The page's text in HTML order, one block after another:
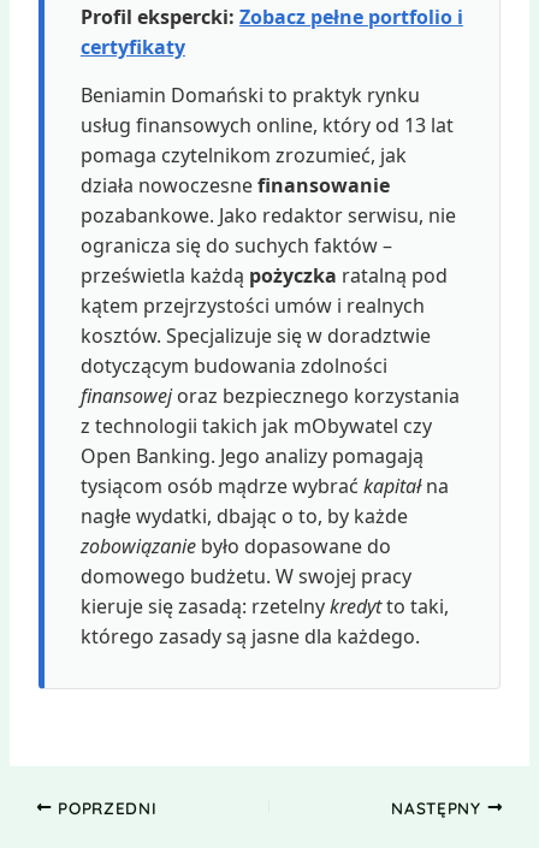
Profil ekspercki: Zobacz pełne portfolio i
certyfikaty
Beniamin Domański to praktyk rynku
usług finansowych online, który od 13 lat
pomaga czytelnikom zrozumieć, jak
działa nowoczesnefinansowanie
pozabankowe. Jako redaktor serwisu, nie
ogranicza się do suchych faktów –
prześwietla każdą pożyczka ratalną pod
kątem przejrzystości umów i realnych
kosztów. Specjalizuje się w doradztwie
dotyczącym budowania zdolności
finansowejoraz bezpiecznego korzystania
z technologii takich jak mObywatel czy
Open Banking. Jego analizy pomagają
tysiącom osób mądrze wybrać kapitałna
nagłe wydatki, dbając o to, by każde
zobowiązaniebyło dopasowane do
domowego budżetu. W swojej pracy
kieruje się zasadą: rzetelnykredytto taki,
którego zasady są jasne dla każdego.
POPRZEDNI NASTĘPNY